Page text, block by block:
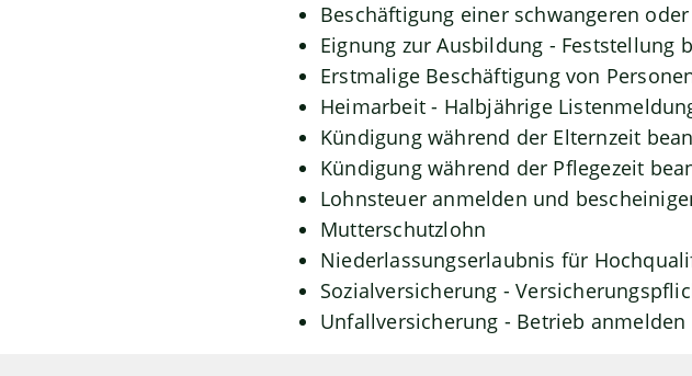
Beschäftigung einer schwangeren
Eignung zur Ausbildung - Feststellung
Erstmalige Beschäftigung von
Heimarbeit - Halbjährige
Kündigung während der Elternzeit
Kündigung während der Pflegezeit
Lohnsteuer anmelden und
Mutterschutzlohn
Niederlassungserlaubnis für
Sozialversicherung -
Unfallversicherung - Betrieb anmelden